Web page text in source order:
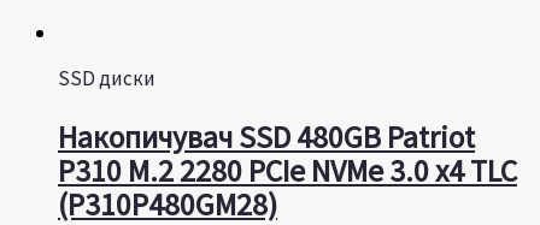
SSD диски
Накопичувач SSD 480GB Patriot
P310 M.2 2280 PCIe NVMe 3.0 x4 TLC
(P310P480GM28)